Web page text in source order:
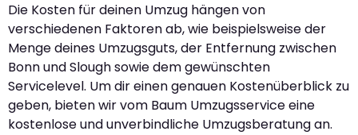
Die Kosten für deinen Umzug hängen von
verschiedenen Faktoren ab, wie beispielsweise der
Menge deines Umzugsguts, der Entfernung zwischen
Bonn und Slough sowie dem gewünschten
Servicelevel. Um dir einen genauen Kostenüberblick zu
geben, bieten wir vom Baum Umzugsservice eine
kostenlose und unverbindliche Umzugsberatung an.